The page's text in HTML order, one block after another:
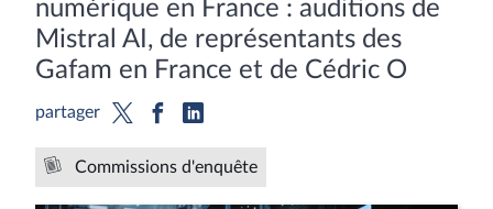
numérique en France : auditions de
Mistral AI, de représentants des
Gafam en France et de Cédric O
partager
Commissions d'enquête